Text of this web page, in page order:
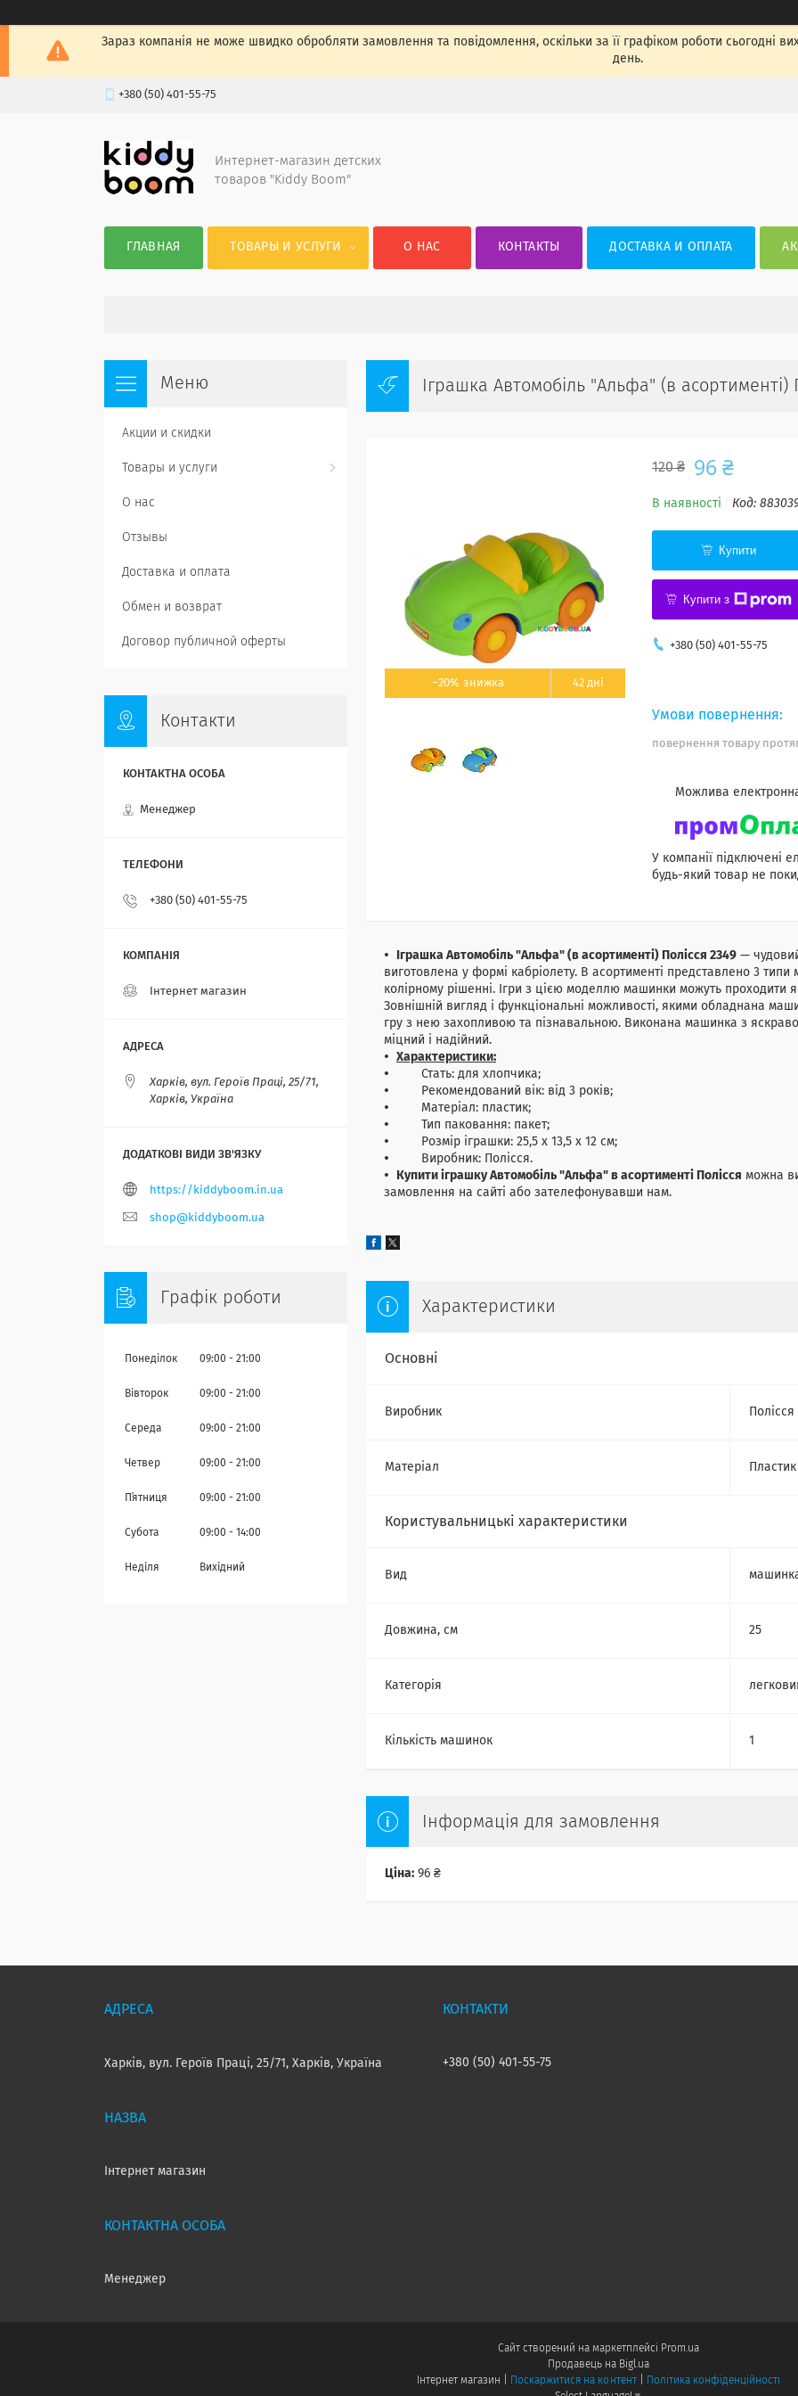
Зараз компанія не може швидко обробляти замовлення та повідомлення, оскільки за її графіком роботи сьогодні
день.
+380 (50) 401-55-75
Интернет-магазин детских
товаров "Kiddy Boom"
ГЛАВНАЯ ТОВАРЫ И УСЛУГИ О НАС КОНТАКТЫ ДОСТАВКА И ОПЛАТА
Іграшка Автомобіль "Альфа" (в асортименті)
–20% 42 дні
120 ₴ 96 ₴
В наявності Код:
Купити
Купити з
+380 (50) 401-55-75
повернення товару
У компанії підключені
будь-який товар не
Іграшка Автомобіль "Альфа" (в асортименті) Полісся 2349 —
виготовлена у формі кабріолету. В асортименті представлено 3
колірному рішенні. Ігри з цією моделлю машинки можуть проходити
Зовнішній вигляд і функціональні можливості, якими обладнана
гру з нею захопливою та пізнавальною. Виконана машинка з
міцний і надійний.
Характеристики:
Стать: для хлопчика;
Рекомендований вік: від 3 років;
Матеріал: пластик;
Тип паковання: пакет;
Розмір іграшки: 25,5 х 13,5 х 12 см;
Виробник: Полісся.
Купити іграшку Автомобіль "Альфа" в асортименті Полісся можна
замовлення на сайті або зателефонувавши нам.
Характеристики
Основні
Виробник Полісся
Матеріал Пластик
Користувальницькі характеристики
Вид
Довжина, см 25
Категорія
Кількість машинок 1
Інформація для замовлення
Ціна: 96 ₴
Акции и скидки
Товары и услуги
О нас
Отзывы
Доставка и оплата
Обмен и возврат
Договор публичной оферты
Контакти
Менеджер
+380 (50) 401-55-75
Інтернет магазин
Харків, вул. Героїв Праці, 25/71,
Харків, Україна
https://kiddyboom.in.ua
shop@kiddyboom.ua
Графік роботи
Понеділок 09:00 21:00
Вівторок 09:00 21:00
Середа 09:00 21:00
Четвер 09:00 21:00
Пʼятниця 09:00 21:00
Субота 09:00 14:00
Неділя Вихідний
Харків, вул. Героїв Праці, 25/71, Харків, Україна
Інтернет магазин
Менеджер
+380 (50) 401-55-75
Сайт створений на маркетплейсі Prom.ua
Продавець на Bigl.ua
Поскаржитися на контент
Політика конфіденційності